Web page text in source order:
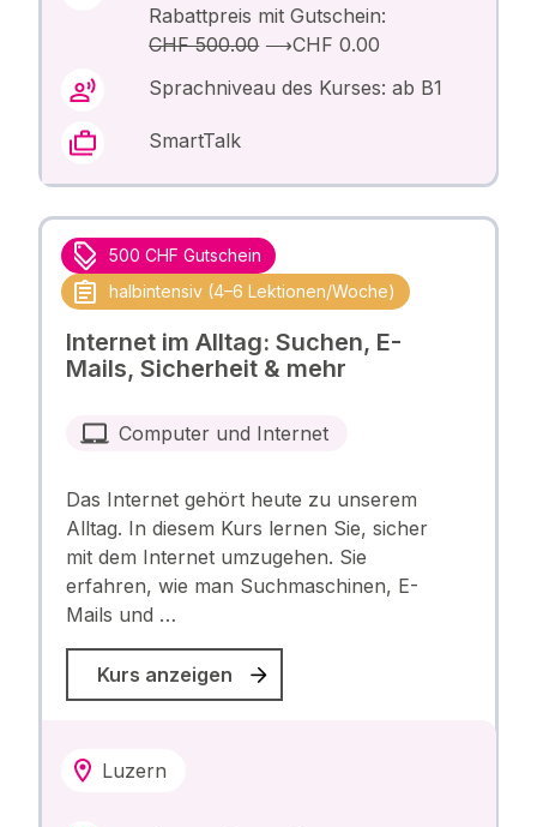
Rabattpreis mit Gutschein:
CHF 500.00⟶CHF 0.00
Sprachniveau des Kurses: ab B1
SmartTalk
500 CHF Gutschein
halbintensiv (4–6 Lektionen/Woche)
Internet im Alltag: Suchen, E-
Mails, Sicherheit & mehr
Computer und Internet
Das Internet gehört heute zu unserem
Alltag. In diesem Kurs lernen Sie, sicher
mit dem Internet umzugehen. Sie
erfahren, wie man Suchmaschinen, E-
Mails und …
Kurs anzeigen
Luzern